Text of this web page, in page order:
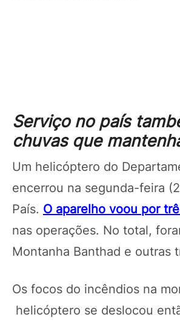
Serviço no país
chuvas que
Um helicóptero do
encerrou na segunda-feira
País. O aparelho voou por
nas operações. No total,
Montanha Banthad e outras
Os focos do incêndios na
helicóptero se deslocou